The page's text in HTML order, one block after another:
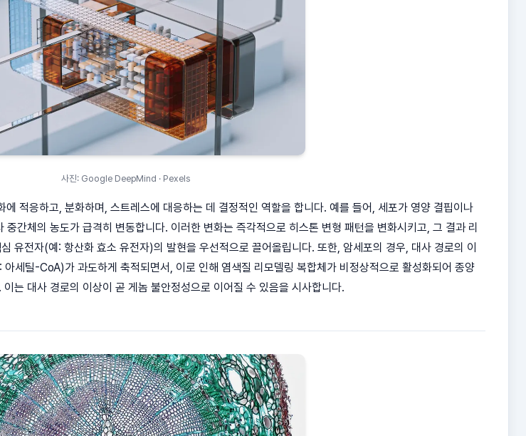
사진: Google DeepMind · Pexels
적응하고, 분화하며, 스트레스에 대응하는 데 결정적인 역할을 합니다. 예를 들어, 세포가 영양 결핍이나
간체의 농도가 급격히 변동합니다. 이러한 변화는 즉각적으로 히스톤 변형 패턴을 변화시키고, 그 결과 리
유전자(예: 항산화 효소 유전자)의 발현을 우선적으로 끌어올립니다. 또한, 암세포의 경우, 대사 경로의 이
세틸-CoA)가 과도하게 축적되면서, 이로 인해 염색질 리모델링 복합체가 비정상적으로 활성화되어 종양
는 대사 경로의 이상이 곧 게놈 불안정성으로 이어질 수 있음을 시사합니다.